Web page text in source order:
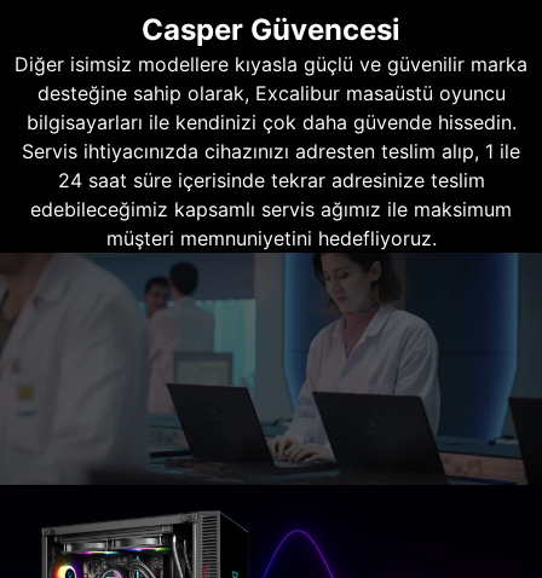
Casper Güvencesi
Diğer isimsiz modellere kıyasla güçlü ve güvenilir marka
desteğine sahip olarak, Excalibur masaüstü oyuncu
bilgisayarları ile kendinizi çok daha güvende hissedin.
Servis ihtiyacınızda cihazınızı adresten teslim alıp, 1 ile
24 saat süre içerisinde tekrar adresinize teslim
edebileceğimiz kapsamlı servis ağımız ile maksimum
müşteri memnuniyetini hedefliyoruz.